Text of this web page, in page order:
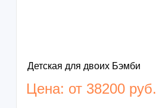
Детская для двоих Бэмби
Цена: от 38200 руб.